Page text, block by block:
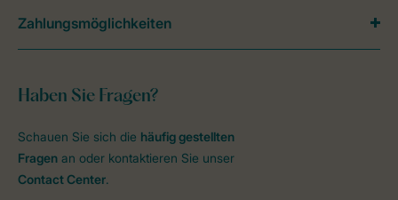
Haben Sie Fragen?
Schauen Sie sich die häufig gestellten
Fragen an oder kontaktieren Sie unser
Contact Center.
Zahlungsmöglichkeiten